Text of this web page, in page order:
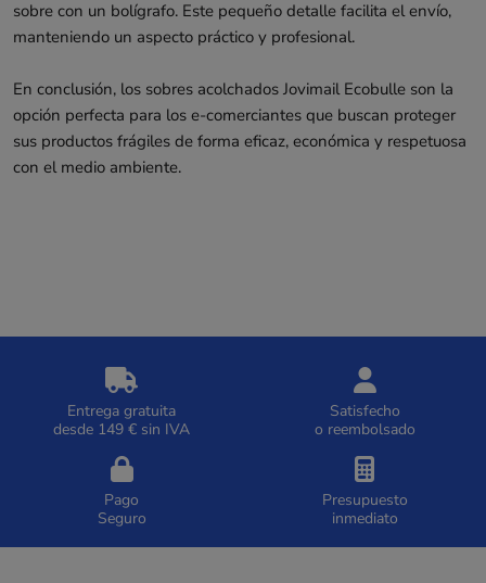
sobre con un bolígrafo. Este pequeño detalle facilita el envío,
manteniendo un aspecto práctico y profesional.
En conclusión, los sobres acolchados Jovimail Ecobulle son la
opción perfecta para los e-comerciantes que buscan proteger
sus productos frágiles de forma eficaz, económica y respetuosa
con el medio ambiente.
Entrega gratuita
desde 149 € sin IVA
Satisfecho
o reembolsado
Pago
Seguro
Presupuesto
inmediato